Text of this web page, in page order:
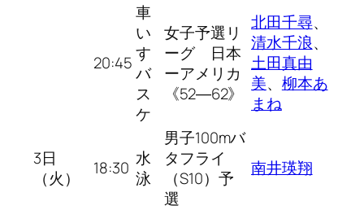
20:45
車
い
す
バ
ス
ケ
女子予選リ
ーグ 日本
ーアメリカ
《52―62》
北田千尋、
清水千浪、
土田真由
美、 柳本あ
まね
3日
（火）
18:30 水
泳
男子100mバ
タフライ
（S10）予
選
南井瑛翔